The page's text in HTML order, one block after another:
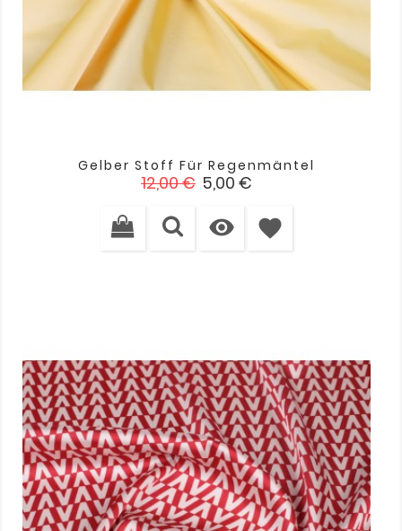
Gelber Stoff Für Regenmäntel
Verkaufspreis
12,00 € Preis
5,00 €
 favorite